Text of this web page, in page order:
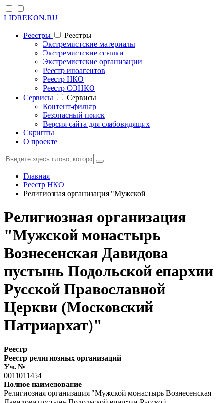
LIDREKON.RU
Реестры
Реестры
Экстремистские материалы
Экстремистские ссылки
Экстремистские организации
Реестр иноагентов
Реестр НКО
Реестр СОНКО
Cервисы
Cервисы
Контент-фильтр
Безопасный поиск
Версия сайта для слабовидящих
Скрипты
О проекте
Главная
Реестр НКО
Религиозная организация "Мужской
Религиозная организация
"Мужской монастырь
Вознесенская Давидова
пустынь Подольской епархии
Русской Православной
Церкви (Московский
Патриархат)"
Реестр
Реестр религиозных организаций
Уч. №
0011011454
Полное наименование
Религиозная организация "Мужской монастырь Вознесенская